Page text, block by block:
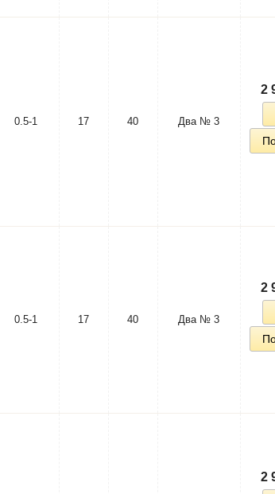
0.5-1 17 40 Два № 3
2
0.5-1 17 40 Два № 3
2
2